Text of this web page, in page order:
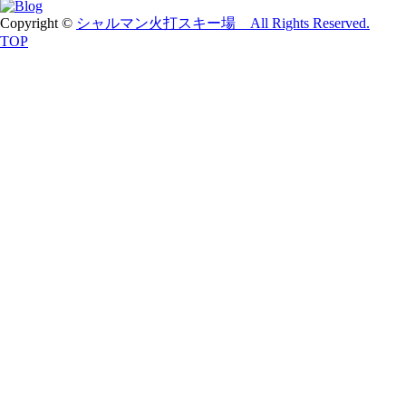
Copyright © シャルマン火打スキー場 All Rights Reserved.
TOP